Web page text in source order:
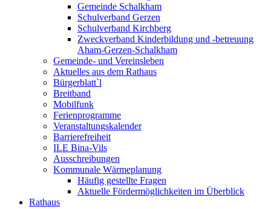
Gemeinde Schalkham
Schulverband Gerzen
Schulverband Kirchberg
Zweckverband Kinderbildung und -betreuung
Aham-Gerzen-Schalkham
Gemeinde- und Vereinsleben
Aktuelles aus dem Rathaus
Bürgerblatt`l
Breitband
Mobilfunk
Ferienprogramme
Veranstaltungskalender
Barrierefreiheit
ILE Bina-Vils
Ausschreibungen
Kommunale Wärmeplanung
Häufig gestellte Fragen
Aktuelle Fördermöglichkeiten im Überblick
Rathaus